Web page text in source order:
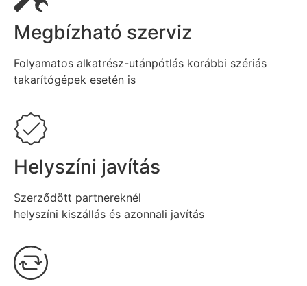
Megbízható szerviz
Folyamatos alkatrész-utánpótlás korábbi szériás
takarítógépek esetén is
Helyszíni javítás
Szerződött partnereknél
helyszíni kiszállás és azonnali javítás